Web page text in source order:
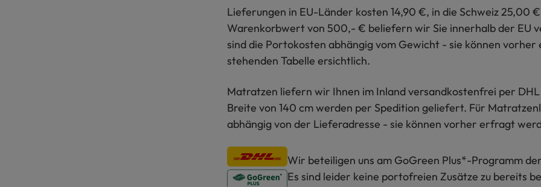
Lieferungen in EU-Länder kosten 14,90 €, in die Schweiz 25,00
Warenkorbwert von 500,- € beliefern wir Sie innerhalb der EU
sind die Portokosten abhängig vom Gewicht - sie können
stehenden Tabelle ersichtlich.
Matratzen liefern wir Ihnen im Inland versandkostenfrei per
Breite von 140 cm werden per Spedition geliefert. Für
abhängig von der Lieferadresse - sie können vorher erfragt
Wir beteiligen uns am GoGreen Plus*-Programm
Es sind leider keine portofreien Zusätze zu bereits